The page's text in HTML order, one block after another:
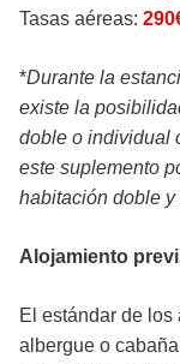
Tasas aéreas:
*Durante la
existe la
doble o individual
este suplemento
habitación doble
Alojamiento
El estándar de
albergue o